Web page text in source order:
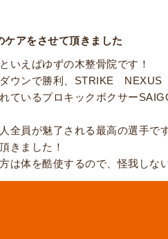
アをさせて頂きました
いえばゆずの木整骨院です！
ウンで勝利、STRIKE
ているプロキックボクサー
全員が魅了される最高の選手で
きました！
は体を酷使するので、怪我しな